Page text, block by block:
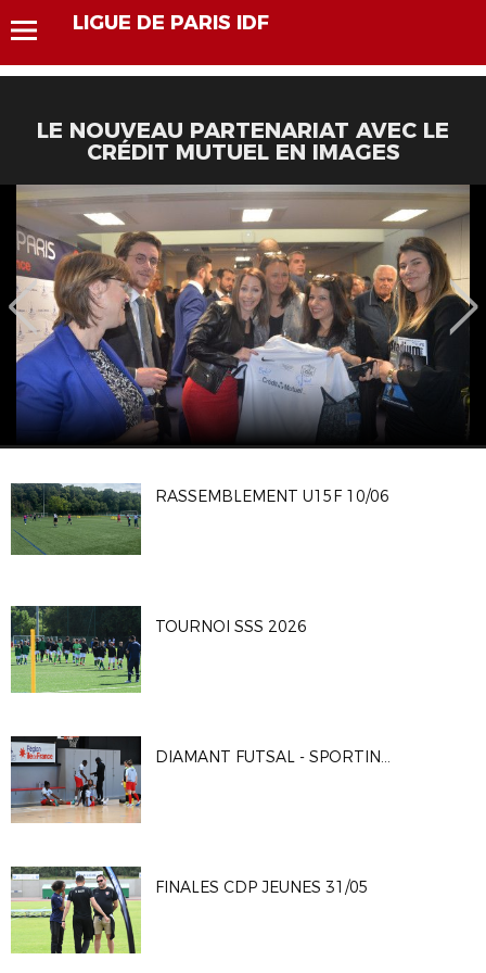
LIGUE DE PARIS IDF
LE NOUVEAU PARTENARIAT AVEC LE
CRÉDIT MUTUEL EN IMAGES
RASSEMBLEMENT U15F 10/06
TOURNOI SSS 2026
DIAMANT FUTSAL - SPORTING CLUB PARIS 4-2
FINALES CDP JEUNES 31/05